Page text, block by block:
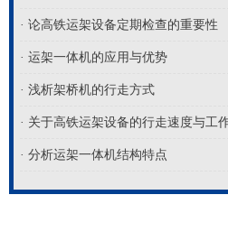
· 论高铁运架设备定期检查的重要性
· 运架一体机的应用与优势
· 浅析架桥机的行走方式
· 分析运架一体机结构特点